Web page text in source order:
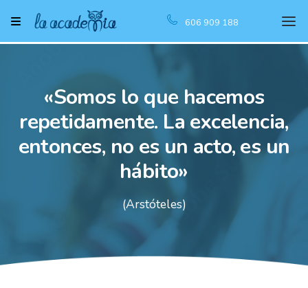
606 909 188
«Somos lo que hacemos
repetidamente. La excelencia,
entonces, no es un acto, es un
hábito»
(Arstóteles)